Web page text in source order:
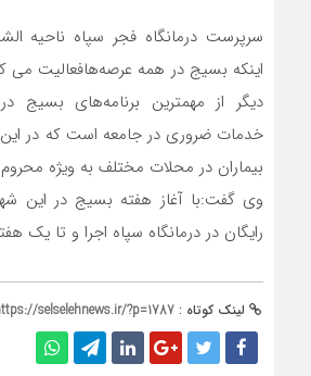
سرپرست درمانگاه فجر سپاه ناحیه
اینکه بسیج در همه عرصه‌هافعالیت می
دیگر از مهمترین برنامه‌های بسیج
خدمات ضروری در جامعه است که در این
بیماران در محلات مختلف به ویژه
وی گفت:با آغاز هفته بسیج در این
رایگان در درمانگاه سپاه اجرا و تا یک
لینک کوتاه : selselehnews.ir/?p=1787